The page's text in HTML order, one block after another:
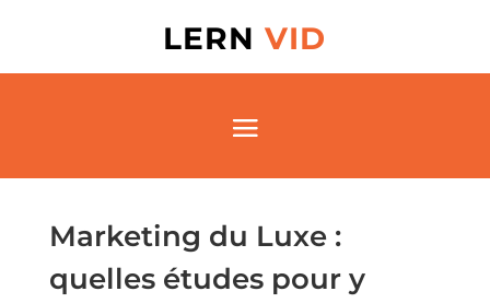
LERNVID
Marketing du Luxe :
quelles études pour y